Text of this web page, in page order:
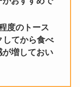
度のトース
してから食べ
増しておい